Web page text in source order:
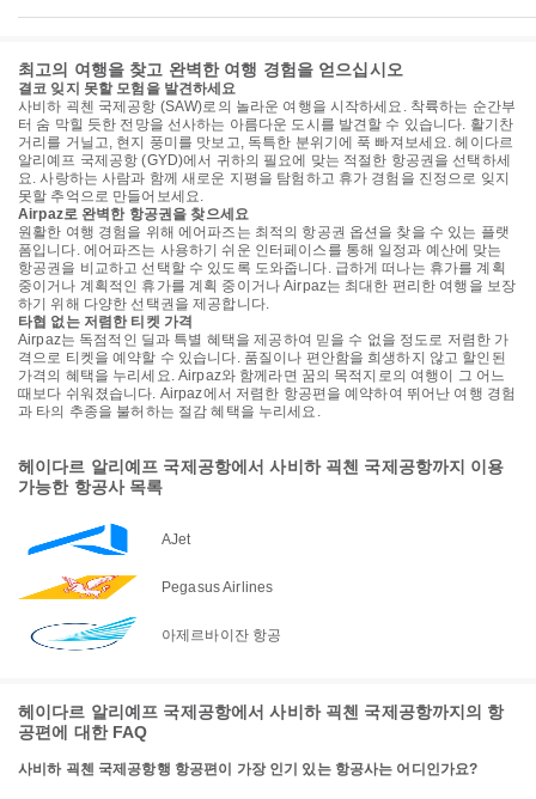
최고의 여행을 찾고 완벽한 여행 경험을 얻으십시오
결코 잊지 못할 모험을 발견하세요
사비하 괵첸 국제공항 (SAW)로의 놀라운 여행을 시작하세요. 착륙하는 순간부
터 숨 막힐 듯한 전망을 선사하는 아름다운 도시를 발견할 수 있습니다. 활기찬
거리를 거닐고, 현지 풍미를 맛보고, 독특한 분위기에 푹 빠져보세요. 헤이다르
알리예프 국제공항 (GYD)에서 귀하의 필요에 맞는 적절한 항공권을 선택하세
요. 사랑하는 사람과 함께 새로운 지평을 탐험하고 휴가 경험을 진정으로 잊지
못할 추억으로 만들어보세요.
Airpaz로 완벽한 항공권을 찾으세요
원활한 여행 경험을 위해 에어파즈는 최적의 항공권 옵션을 찾을 수 있는 플랫
폼입니다. 에어파즈는 사용하기 쉬운 인터페이스를 통해 일정과 예산에 맞는
항공권을 비교하고 선택할 수 있도록 도와줍니다. 급하게 떠나는 휴가를 계획
중이거나 계획적인 휴가를 계획 중이거나 Airpaz는 최대한 편리한 여행을 보장
하기 위해 다양한 선택권을 제공합니다.
타협 없는 저렴한 티켓 가격
Airpaz는 독점적인 딜과 특별 혜택을 제공하여 믿을 수 없을 정도로 저렴한 가
격으로 티켓을 예약할 수 있습니다. 품질이나 편안함을 희생하지 않고 할인된
가격의 혜택을 누리세요. Airpaz와 함께라면 꿈의 목적지로의 여행이 그 어느
때보다 쉬워졌습니다. Airpaz에서 저렴한 항공편을 예약하여 뛰어난 여행 경험
과 타의 추종을 불허하는 절감 혜택을 누리세요.
헤이다르 알리예프 국제공항에서 사비하 괵첸 국제공항까지 이용
가능한 항공사 목록
AJet
Pegasus Airlines
아제르바이잔 항공
헤이다르 알리예프 국제공항에서 사비하 괵첸 국제공항까지의 항
공편에 대한 FAQ
사비하 괵첸 국제공항행 항공편이 가장 인기 있는 항공사는 어디인가요?